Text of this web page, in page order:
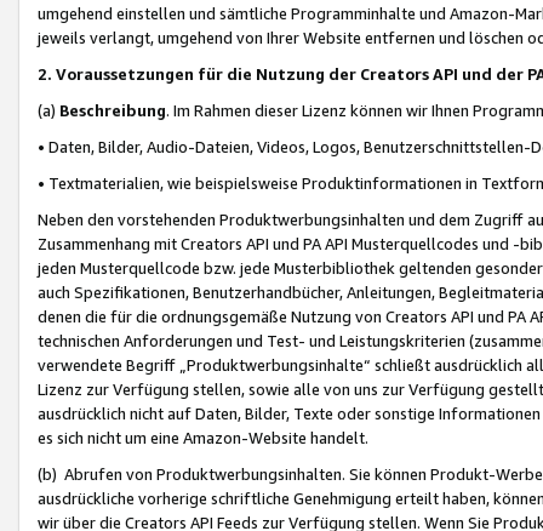
umgehend einstellen und sämtliche Programminhalte und Amazon-
jeweils verlangt, umgehend von Ihrer Website entfernen und löschen
2. Voraussetzungen für die Nutzung der Creators API und der
(a) Beschreibung. Im Rahmen dieser Lizenz können wir Ihnen
• Daten, Bilder, Audio-Dateien, Videos, Logos, Benutzerschnittstellen-
• Textmaterialien, wie beispielsweise Produktinformationen in
Neben den vorstehenden Produktwerbungsinhalten und dem Zugriff
Zusammenhang mit Creators API und PA API Musterquellcodes und
jeden Musterquellcode bzw. jede Musterbibliothek geltenden
auch Spezifikationen, Benutzerhandbücher, Anleitungen,
denen die für die ordnungsgemäße Nutzung von Creators API und PA
technischen Anforderungen und Test- und Leistungskriterien
verwendete Begriff „Produktwerbungsinhalte“ schließt ausdrücklich
Lizenz zur Verfügung stellen, sowie alle von uns zur Verfügung
ausdrücklich nicht auf Daten, Bilder, Texte oder sonstige
es sich nicht um eine Amazon-Website handelt.
(b) Abrufen von Produktwerbungsinhalten. Sie können Produkt-
ausdrückliche vorherige schriftliche Genehmigung erteilt haben,
wir über die Creators API Feeds zur Verfügung stellen. Wenn Sie